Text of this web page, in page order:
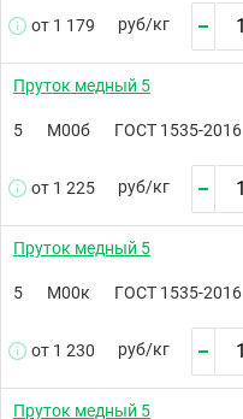
от 1 179 руб/кг
Пруток медный 5
5 М00б ГОСТ 1535-2016
от 1 225 руб/кг
Пруток медный 5
5 М00к ГОСТ 1535-2016
от 1 230 руб/кг
Пруток медный 5